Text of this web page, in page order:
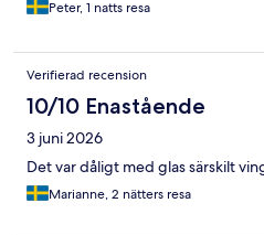
Peter, 1 natts resa
Verifierad recension
10/10 Enastående
3 juni 2026
Det var dåligt med glas särskilt
Marianne, 2 nätters resa